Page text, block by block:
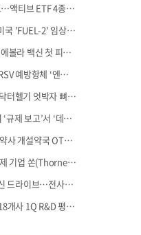
여의도가 담은 바이오…액티브 ETF 4종의 선택은
메지온 "폰탄치료제 미국 'FUEL-2' 임상 프로토콜 영국 승인"
모더나, '분디부교'형 에볼라 백신 첫 피험자 접종
[최기자의 약업위키] RSV 예방항체 ‘엔플론시아’
복지부 이중규 국장 "닥터헬기 엇박자 뼈아파… 외상체계 전면 재정립"
셀타스퀘어, 약물감시 ‘규제 보고’서 ‘데이터 의사결정’으로 "PVX 전환 요구 커진다"
한약사회 "복지부, 한약사 개설약국 OTC 공급 방해 더는 방관 말아야"
P&G, 美 기능성 보충제 기업 쏜(Thorne) 인수
한미그룹, AI 업무 혁신 드라이브…전사적 AI 활용 문화 구축
[기업분석] 에스테틱 18개사 1Q R&D 평균 69억…3.8%↑